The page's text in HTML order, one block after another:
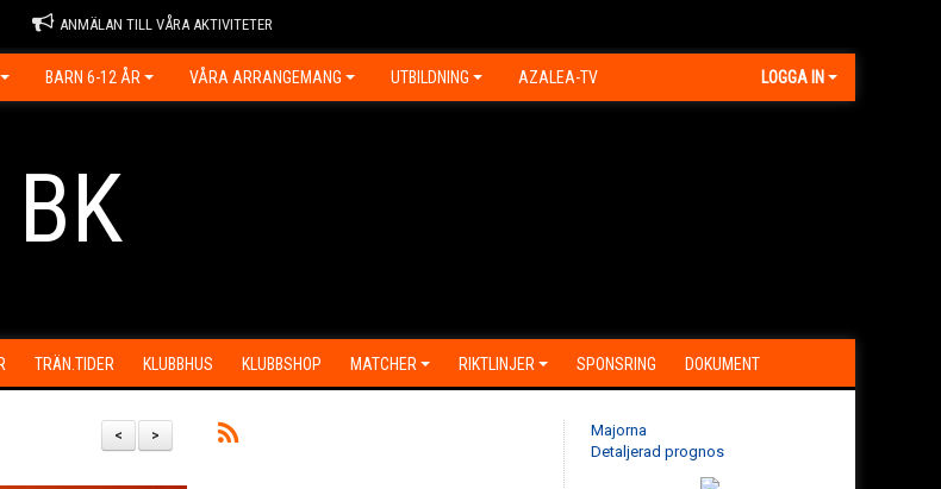
ANMÄLAN TILL VÅRA AKTIVITETER
BARN 6-12 ÅR VÅRA ARRANGEMANG UTBILDNING AZALEA-TV LOGGA IN
TRÄN.TIDER KLUBBHUS KLUBBSHOP MATCHER RIKTLINJER SPONSRING DOKUMENT
>
<
Majorna
Detaljerad prognos